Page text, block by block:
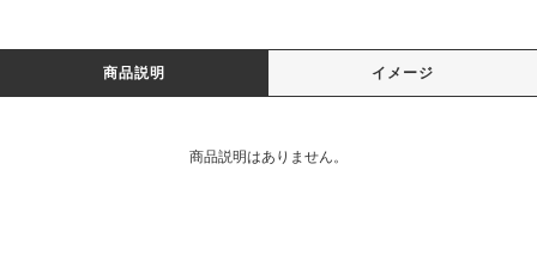
商品説明 イメージ
商品説明はありません。